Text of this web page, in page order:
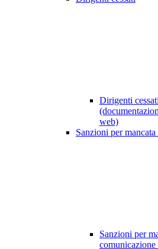
Dirigenti
web)
Sanzioni per
Sanzioni per